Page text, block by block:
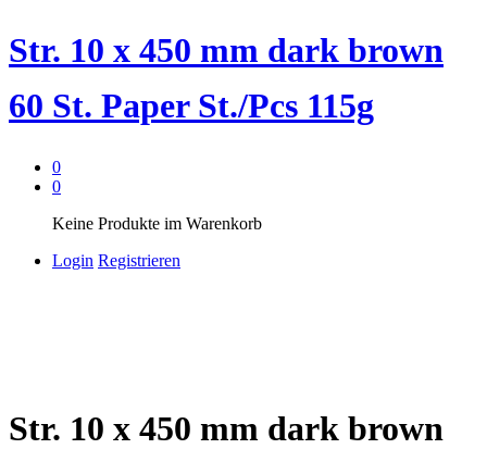
Str. 10 x 450 mm dark brown
60 St. Paper St./Pcs 115g
0
0
Keine Produkte im Warenkorb
Login Registrieren
Str. 10 x 450 mm dark brown